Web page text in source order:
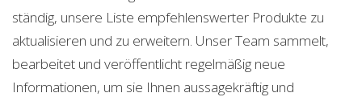
ständig, unsere Liste empfehlenswerter Produkte zu
aktualisieren und zu erweitern. Unser Team sammelt,
bearbeitet und veröffentlicht regelmäßig neue
Informationen, um sie Ihnen aussagekräftig und